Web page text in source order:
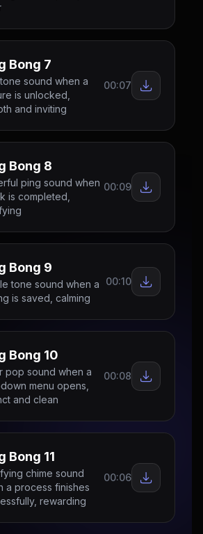
Bong 7
sound when a
is unlocked,
and inviting
00:07
Bong 8
ping sound when
is completed,
00:09
Bong 9
tone sound when a
is saved, calming
00:10
Bong 10
pop sound when a
menu opens,
and clean
00:08
Bong 11
chime sound
a process finishes
rewarding
00:06